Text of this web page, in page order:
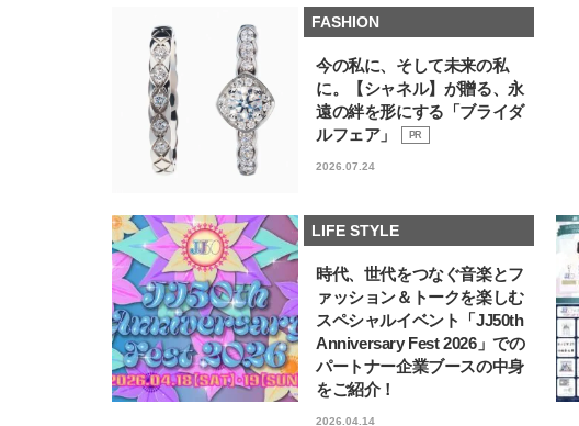
FASHION
今の私に、そして未来の私
に。【シャネル】が贈る、永
遠の絆を形にする「ブライダ
ルフェア」
PR
2026.07.24
LIFE STYLE
時代、世代をつなぐ音楽とフ
ァッション＆トークを楽しむ
スペシャルイベント「JJ50th
Anniversary Fest 2026」での
パートナー企業ブースの中身
をご紹介！
2026.04.14